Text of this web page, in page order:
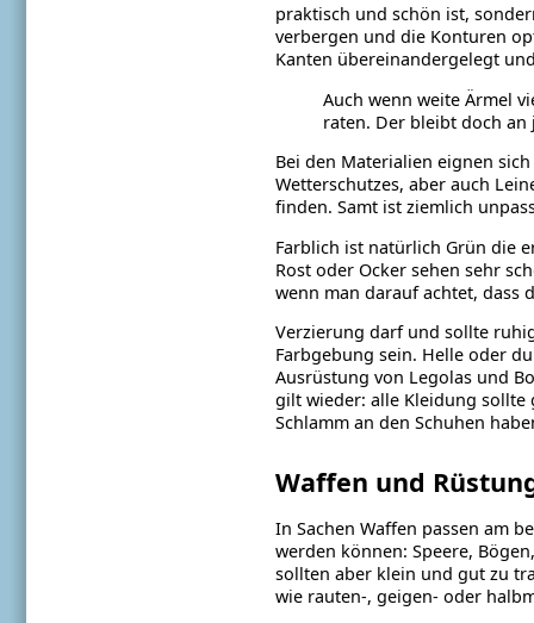
praktisch und schön ist,
verbergen und die Konturen
Kanten übereinandergelegt
Auch wenn weite Ärmel
raten. Der bleibt doch an
Bei den Materialien eignen
Wetterschutzes, aber auch
finden. Samt ist ziemlich
Farblich ist natürlich Grün die
Rost oder Ocker sehen sehr
wenn man darauf achtet, dass
Verzierung darf und sollte
Farbgebung sein. Helle oder
Ausrüstung von Legolas und
gilt wieder: alle Kleidung sollte
Schlamm an den Schuhen
Waffen und
In Sachen Waffen passen am
werden können: Speere,
sollten aber klein und gut zu
wie rauten-, geigen- oder